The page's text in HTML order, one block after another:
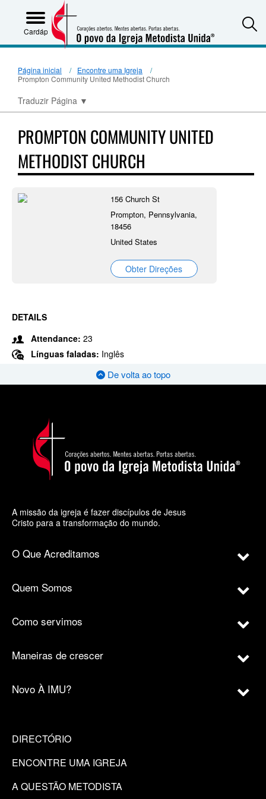
Cardápio
Página inicial
Encontre uma Igreja
Prompton Community United Methodist Church
Traduzir Página ▼
PROMPTON COMMUNITY UNITED
METHODIST CHURCH
156 Church St
Prompton, Pennsylvania,
18456
United States
Obter Direções
DETAILS
Attendance: 23
Línguas faladas: Inglês
De volta ao topo
A missão da igreja é fazer discípulos de Jesus
Cristo para a transformação do mundo.
O Que Acreditamos
Quem Somos
Como servimos
Maneiras de crescer
Novo À IMU?
DIRECTÓRIO
ENCONTRE UMA IGREJA
A QUESTÃO METODISTA